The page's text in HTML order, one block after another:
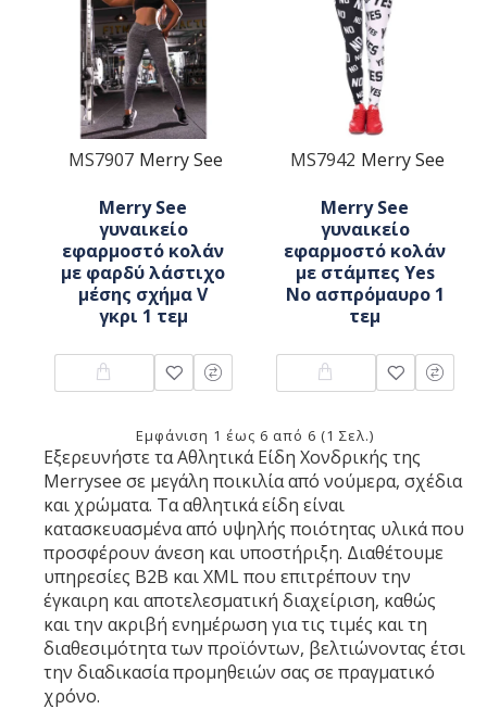
Εξερευνήστε τα Αθλητικά Είδη Χονδρικής της
Merrysee σε μεγάλη ποικιλία από νούμερα, σχέδια
και χρώματα. Τα αθλητικά είδη είναι
κατασκευασμένα από υψηλής ποιότητας υλικά που
προσφέρουν άνεση και υποστήριξη. Διαθέτουμε
υπηρεσίες B2B και XML που επιτρέπουν την
έγκαιρη και αποτελεσματική διαχείριση, καθώς
και την ακριβή ενημέρωση για τις τιμές και τη
διαθεσιμότητα των προϊόντων, βελτιώνοντας έτσι
την διαδικασία προμηθειών σας σε πραγματικό
χρόνο.
MS7907 Merry See
Merry See
γυναικείο
εφαρμοστό κολάν
με φαρδύ λάστιχο
μέσης σχήμα V
γκρι 1 τεμ
MS7942 Merry See
Merry See
γυναικείο
εφαρμοστό κολάν
με στάμπες Yes
No ασπρόμαυρο 1
τεμ
Εμφάνιση 1 έως 6 από 6 (1 Σελ.)